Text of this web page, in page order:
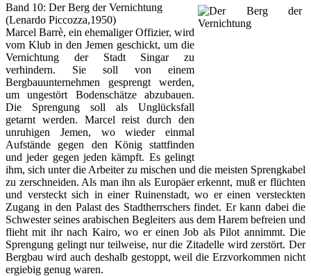
Band 10: Der Berg der Vernichtung
(Lenardo Piccozza,1950)
Marcel Barrè, ein ehemaliger Offizier, wird
vom Klub in den Jemen geschickt, um die
Vernichtung der Stadt Singar zu
verhindern. Sie soll von einem
Bergbauunternehmen gesprengt werden,
um ungestört Bodenschätze abzubauen.
Die Sprengung soll als Unglücksfall
getarnt werden. Marcel reist durch den
unruhigen Jemen, wo wieder einmal
Aufstände gegen den König stattfinden
und jeder gegen jeden kämpft. Es gelingt
ihm, sich unter die Arbeiter zu mischen und die meisten Sprengkabel
zu zerschneiden. Als man ihn als Europäer erkennt, muß er flüchten
und versteckt sich in einer Ruinenstadt, wo er einen versteckten
Zugang in den Palast des Stadtherrschers findet. Er kann dabei die
Schwester seines arabischen Begleiters aus dem Harem befreien und
flieht mit ihr nach Kairo, wo er einen Job als Pilot annimmt. Die
Sprengung gelingt nur teilweise, nur die Zitadelle wird zerstört. Der
Bergbau wird auch deshalb gestoppt, weil die Erzvorkommen nicht
ergiebig genug waren.